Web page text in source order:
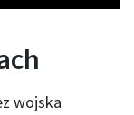
wojska